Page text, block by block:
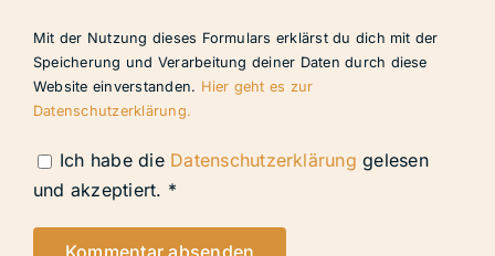
Mit der Nutzung dieses Formulars erklärst du dich mit der
Speicherung und Verarbeitung deiner Daten durch diese
Website einverstanden. Hier geht es zur
Datenschutzerklärung.
Ich habe die Datenschutzerklärunggelesen
und akzeptiert. *